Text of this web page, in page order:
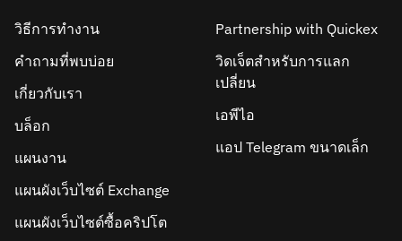
วิธีการทำงาน
คำถามที่พบบ่อย
เกี่ยวกับเรา
บล็อก
แผนงาน
แผนผังเว็บไซต์ Exchange
แผนผังเว็บไซต์ซื้อคริปโต
Partnership with Quickex
วิดเจ็ตสำหรับการแลก
เปลี่ยน
เอพีไอ
แอป Telegram ขนาดเล็ก